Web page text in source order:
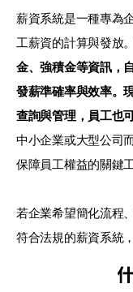
薪資系統是一種專為
工薪資的計算與發放。
金、強積金等資訊，
發薪準確率與效率。
查詢與管理，員工也
中小企業或大型公司
保障員工權益的關鍵工
若企業希望簡化流程
符合法規的薪資系統